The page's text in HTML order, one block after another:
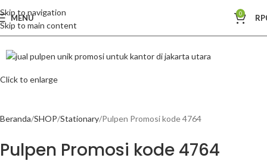
Skip to navigation
Skip to main content
MENU 0 RP
Click to enlarge
Beranda SHOP Stationary Pulpen Promosi kode 4764
Pulpen Promosi kode 4764